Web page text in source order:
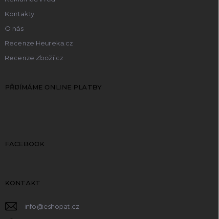
Kontakty
O nás
Recenze Heureka.cz
Recenze Zboží.cz
PŘIJÍMÁME ONLINE PLATBY
FACEBOOK
KONTAKT
info@eshopat.cz